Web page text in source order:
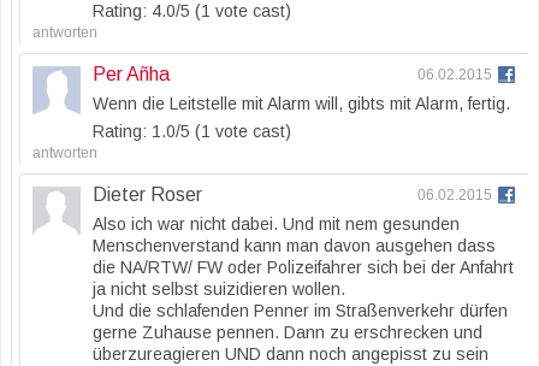
Rating: 4.0/5 (1 vote cast)
antworten
Per Añha 06.02.2015
Wenn die Leitstelle mit Alarm will, gibts mit Alarm, fertig.
Rating: 1.0/5 (1 vote cast)
antworten
Dieter Roser 06.02.2015
Also ich war nicht dabei. Und mit nem gesunden
Menschenverstand kann man davon ausgehen dass
die NA/RTW/ FW oder Polizeifahrer sich bei der Anfahrt
ja nicht selbst suizidieren wollen.
Und die schlafenden Penner im Straßenverkehr dürfen
gerne Zuhause pennen. Dann zu erschrecken und
überzureagieren UND dann noch angepisst zu sein